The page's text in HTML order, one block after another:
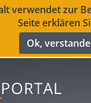
verwendet zur
Seite erklären
Ok,